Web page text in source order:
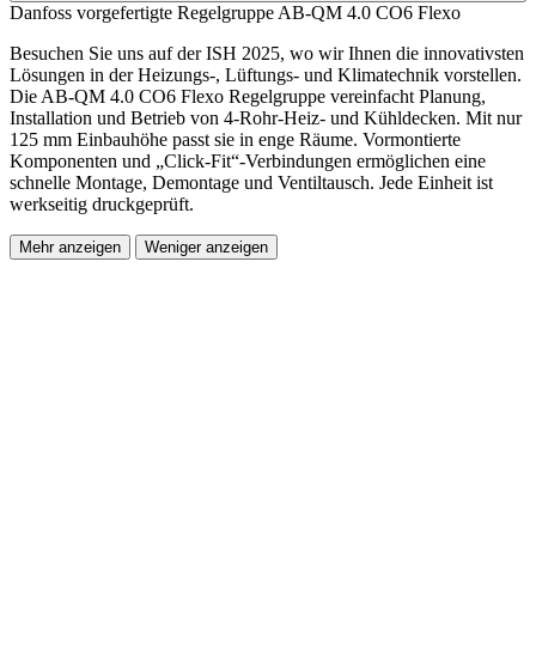
Danfoss vorgefertigte Regelgruppe AB-QM 4.0 CO6 Flexo
Besuchen Sie uns auf der ISH 2025, wo wir Ihnen die innovativsten
Lösungen in der Heizungs-, Lüftungs- und Klimatechnik vorstellen.
Die AB-QM 4.0 CO6 Flexo Regelgruppe vereinfacht Planung,
Installation und Betrieb von 4-Rohr-Heiz- und Kühldecken. Mit nur
125 mm Einbauhöhe passt sie in enge Räume. Vormontierte
Komponenten und „Click-Fit“-Verbindungen ermöglichen eine
schnelle Montage, Demontage und Ventiltausch. Jede Einheit ist
werkseitig druckgeprüft.
Mehr anzeigen Weniger anzeigen